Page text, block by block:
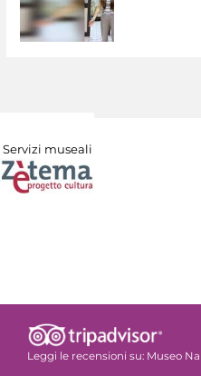
Servizi museali
Leggi le recensioni su: Museo